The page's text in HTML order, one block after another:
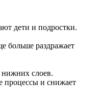
дети и подростки.
больше раздражает
слоев.
процессы и снижает